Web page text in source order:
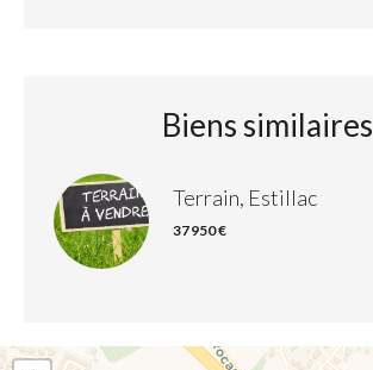
Biens similaires
Terrain, Estillac
37 950 €